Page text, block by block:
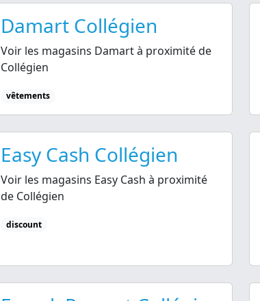
Damart Collégien
Voir les magasins Damart à proximité de
Collégien
vêtements
Easy Cash Collégien
Voir les magasins Easy Cash à proximité
de Collégien
discount